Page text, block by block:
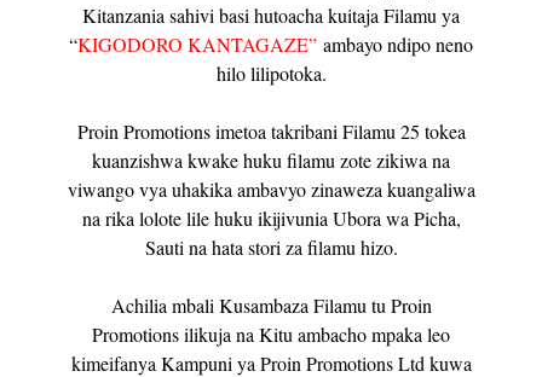
Kitanzania sahivi basi hutoacha kuitaja Filamu ya
“KIGODORO KANTAGAZE” ambayo ndipo neno
hilo lilipotoka.
Proin Promotions imetoa takribani Filamu 25 tokea
kuanzishwa kwake huku filamu zote zikiwa na
viwango vya uhakika ambavyo zinaweza kuangaliwa
na rika lolote lile huku ikijivunia Ubora wa Picha,
Sauti na hata stori za filamu hizo.
Achilia mbali Kusambaza Filamu tu Proin
Promotions ilikuja na Kitu ambacho mpaka leo
kimeifanya Kampuni ya Proin Promotions Ltd kuwa